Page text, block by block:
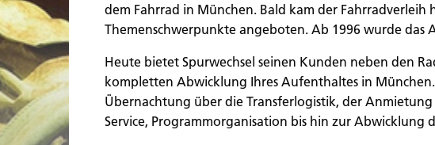
dem Fahrrad in München. Bald kam der
Themenschwerpunkte angeboten. Ab 1996 wurde
Heute bietet Spurwechsel seinen Kunden neben den
kompletten Abwicklung Ihres Aufenthaltes in
Übernachtung über die Transferlogistik, der
Service, Programmorganisation bis hin zur Abwicklung